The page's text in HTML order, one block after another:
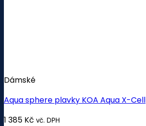
Dámské
Aqua sphere plavky KOA Aqua X-Cell
1 385 Kč vč. DPH